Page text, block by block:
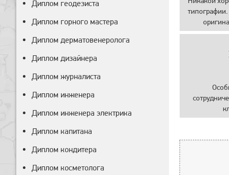
Диплом геодезиста
Диплом горного мастера
Диплом дерматовенеролога
Диплом дизайнера
Диплом журналиста
Диплом инженера
Диплом инженера электрика
Диплом капитана
Диплом кондитера
Диплом косметолога